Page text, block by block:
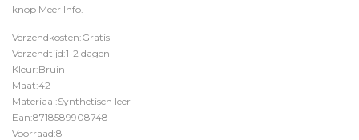
knop Meer Info
Verzendkosten:Gratis
Verzendtijd:1-2 dagen
Kleur:Bruin
Maat:42
Materiaal:Synthetisch leer
Ean:8718589908748
Voorraad:8